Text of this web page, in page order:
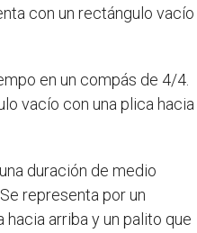
con un rectángulo vacío
en un compás de 4/4.
vacío con una plica hacia
duración de medio
representa por un
arriba y un palito que